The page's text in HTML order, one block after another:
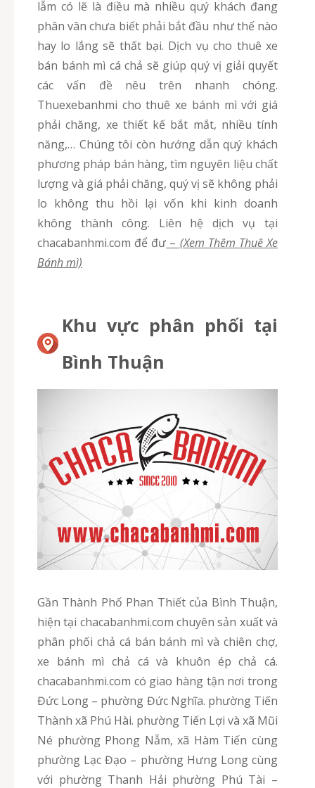
lẫm có lẽ là điều mà nhiều quý khách đang
phân vân chưa biết phải bắt đầu như thế nào
hay lo lắng sẽ thất bại. Dịch vụ cho thuê xe
bán bánh mì cá chả sẽ giúp quý vị giải quyết
các vấn đề nêu trên nhanh chóng.
Thuexebanhmi cho thuê xe bánh mì với giá
phải chăng, xe thiết kế bắt mắt, nhiều tính
năng,… Chúng tôi còn hướng dẫn quý khách
phương pháp bán hàng, tìm nguyên liệu chất
lượng và giá phải chăng, quý vị sẽ không phải
lo không thu hồi lại vốn khi kinh doanh
không thành công. Liên hệ dịch vụ tại
chacabanhmi.com để đư – (Xem Thêm Thuê Xe
Bánh mì)
Khu vực phân phối tại
Bình Thuận
Gần Thành Phố Phan Thiết của Bình Thuận,
hiện tại chacabanhmi.com chuyên sản xuất và
phân phối chả cá bán bánh mì và chiên chợ,
xe bánh mì chả cá và khuôn ép chả cá.
chacabanhmi.com có giao hàng tận nơi trong
Đức Long – phường Đức Nghĩa. phường Tiến
Thành xã Phú Hài. phường Tiến Lợi và xã Mũi
Né phường Phong Nẫm, xã Hàm Tiến cùng
phường Lạc Đạo – phường Hưng Long cùng
với phường Thanh Hải phường Phú Tài –